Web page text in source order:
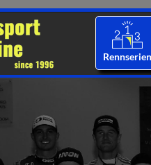
Rennserien